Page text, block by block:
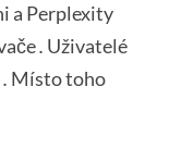
a Perplexity
. Uživatelé
. Místo toho